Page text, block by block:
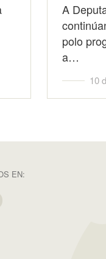
A
polo
a…
10
EN: